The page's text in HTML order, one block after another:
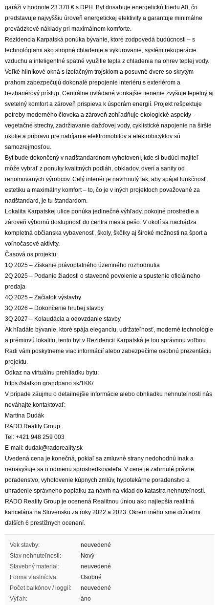
garáži v hodnote 23 370 € s DPH. Byt dosahuje energetickú triedu A0, čo
predstavuje najvyššiu úroveň energetickej efektivity a garantuje minimálne
prevádzkové náklady pri maximálnom komforte.
Rezidencia Karpatská ponúka bývanie, ktoré zodpovedá budúcnosti – s
technológiami ako stropné chladenie a vykurovanie, systém rekuperácie
vzduchu a inteligentné spätné využitie tepla z chladenia na ohrev teplej vody.
Veľké hliníkové okná s izolačným trojsklom a posuvné dvere so skrytým
prahom zabezpečujú dokonalé prepojenie interiéru s exteriérom a
bezbariérový prístup. Centrálne ovládané vonkajšie tienenie zvyšuje tepelný aj
svetelný komfort a zároveň prispieva k úsporám energií. Projekt rešpektuje
potreby moderného človeka a zároveň zohľadňuje ekologické aspekty –
vegetačné strechy, zadržiavanie dažďovej vody, cyklistické napojenie na širšie
okolie a prípravu pre nabíjanie elektromobilov a elektrobicyklov sú
samozrejmosťou.
Byt bude dokončený v nadštandardnom vyhotovení, kde si budúci majiteľ
môže vybrať z ponuky kvalitných podláh, obkladov, dverí a sanity od
renomovaných výrobcov. Celý interiér je navrhnutý tak, aby spájal funkčnosť,
estetiku a maximálny komfort – to, čo je v iných projektoch považované za
nadštandard, je tu štandardom.
Lokalita Karpatskej ulice ponúka jedinečné výhľady, pokojné prostredie a
zároveň výbornú dostupnosť do centra mesta pešo. V okolí sa nachádza
kompletná občianska vybavenosť, školy, škôlky aj široké možnosti na šport a
voľnočasové aktivity.
Časová os projektu:
1Q 2025 – Získanie právoplatného územného rozhodnutia
2Q 2025 – Podanie žiadosti o stavebné povolenie a spustenie oficiálneho
predaja
4Q 2025 – Začiatok výstavby
3Q 2026 – Dokončenie hrubej stavby
3Q 2027 – Kolaudácia a odovzdanie stavby
Ak hľadáte bývanie, ktoré spája eleganciu, udržateľnosť, moderné technológie
a prémiovú lokalitu, tento byt v Rezidencii Karpatská je tou správnou voľbou.
Radi vám poskytneme viac informácií alebo zabezpečíme osobnú prezentáciu
projektu.
Odkaz na virtuálnu prehliadku bytu:
https://statkon.grandpano.sk/1KK/
V prípade záujmu o detailnejšie informácie alebo obhliadku nehnuteľnosti nás
neváhajte kontaktovať:
Martina Dudák
RADO Reality Group
Tel: +421 948 259 003
E-mail: dudak@radoreality.sk
Uvedená cena je konečná, pokiaľ sa zmluvné strany nedohodnú inak a
nenavyšuje sa o odmenu sprostredkovateľa. V cene je zahrnuté právne
poradenstvo, vyhotovenie kúpnych zmlúv, hypotekárne poradenstvo a
uhradenie správneho poplatku za návrh na vklad do katastra nehnuteľností.
RADO Reality Group je ocenená Realitnou úniou ako najlepšia realitná
kancelária na Slovensku za roky 2022 a 2023. Okrem iného sme držiteľmi
ďalších 6 prestížnych ocenení.
Vek stavby:
neuvedené
Stav nehnuteľnosti:
Nový
Stavebný material:
neuvedené
Forma vlastníctva:
Osobné
Počet balkónov / loggií:
neuvedené
Výťah:
áno